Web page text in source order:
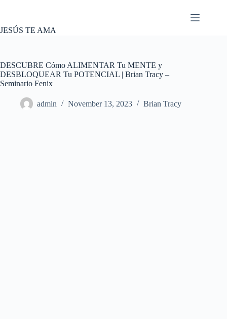
JESÚS TE AMA
DESCUBRE Cómo ALIMENTAR Tu MENTE y
DESBLOQUEAR Tu POTENCIAL | Brian Tracy –
Seminario Fenix
admin November 13, 2023 Brian Tracy